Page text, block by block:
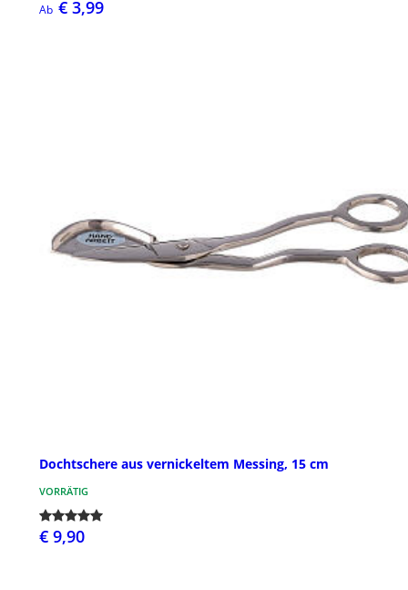
Ab € 3,99
Dochtschere aus vernickeltem Messing, 15 cm
VORRÄTIG
€ 9,90